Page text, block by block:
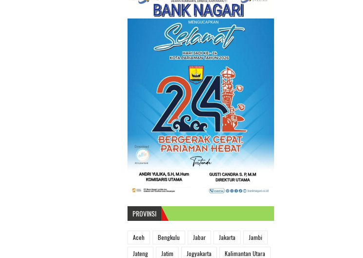
PROVINSI
Aceh Bengkulu Jabar Jakarta
Jambi
Jateng
Jatim Jogyakarta
Kalimantan Utara